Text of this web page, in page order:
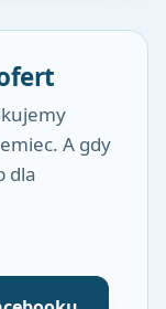
A gdy
dla